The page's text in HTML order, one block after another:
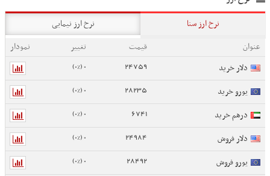
نرخ ارز سنا
نرخ ارز نیمایی
عنوان
قیمت تغییر
نمودار
دلار خرید
24759
0 (0%)
یورو خرید 28235
0 (0%)
درهم خرید 6741
0 (0%)
دلار فروش 24984
0 (0%)
یورو فروش 28492
0 (0%)